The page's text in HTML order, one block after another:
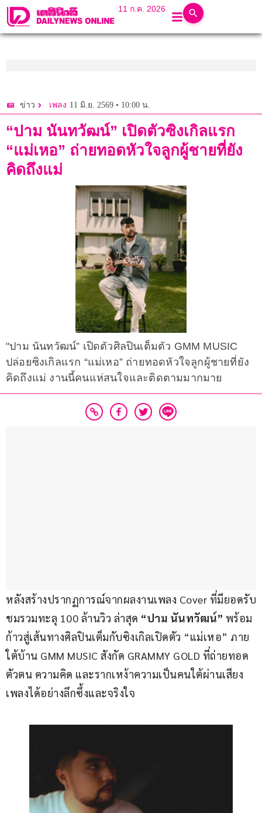
11 ก.ค. 2026
ข่าว เพลง 11 มิ.ย. 2569 • 10:00 น.
“ปาม นันทวัฒน์” เปิดตัวซิงเกิลแรก
“แม่เหอ” ถ่ายทอดหัวใจลูกผู้ชายที่ยัง
คิดถึงแม่
"ปาม นันทวัฒน์” เปิดตัวศิลปินเต็มตัว GMM MUSIC
ปล่อยซิงเกิลแรก “แม่เหอ” ถ่ายทอดหัวใจลูกผู้ชายที่ยัง
คิดถึงแม่ งานนี้คนแห่สนใจและติดตามมากมาย
หลังสร้างปรากฏการณ์จากผลงานเพลง Cover ที่มียอดรับ
ชมรวมทะลุ 100 ล้านวิว ล่าสุด “ปาม นันทวัฒน์” พร้อม
ก้าวสู่เส้นทางศิลปินเต็มกับซิงเกิลเปิดตัว “แม่เหอ” ภาย
ใต้บ้าน GMM MUSIC สังกัด GRAMMY GOLD ที่ถ่ายทอด
ตัวตน ความคิด และรากเหง้าความเป็นคนใต้ผ่านเสียง
เพลงได้อย่างลึกซึ้งและจริงใจ